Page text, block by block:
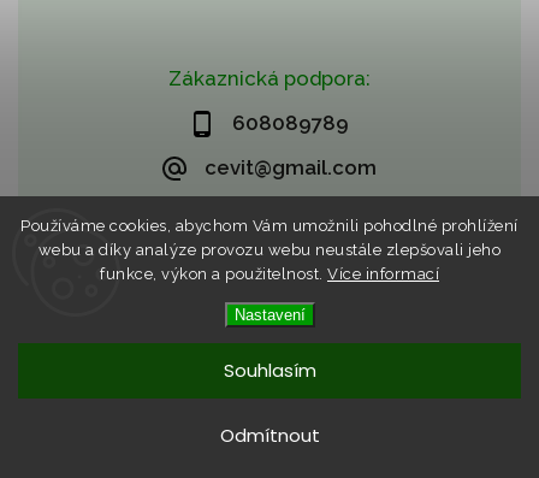
Používáme cookies, abychom Vám umožnili pohodlné prohlížení
webu a díky analýze provozu webu neustále zlepšovali jeho
funkce, výkon a použitelnost. Více informací
Nastavení
Odmítnout
Souhlasím
Nyní můžete využít možnosti předrezervace pro dopravu
Zákaznická podpora:
608089789
cevit@gmail.com
CZECHVIET market (CEVIT)
vyhrazena.
Shoptet | Design